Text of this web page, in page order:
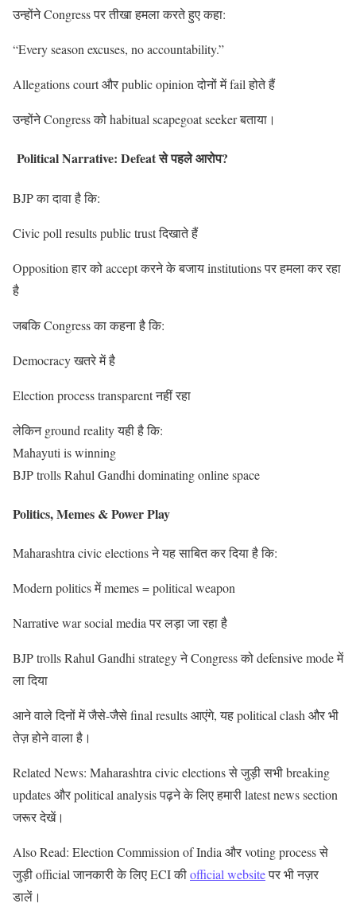
उन्होंने Congress पर तीखा हमला करते हुए कहा:
“Every season excuses, no accountability.”
Allegations court और public opinion दोनों में fail होते हैं
उन्होंने Congress को habitual scapegoat seeker बताया।
Political Narrative: Defeat से पहले आरोप?
BJP का दावा है कि:
Civic poll results public trust दिखाते हैं
Opposition हार को accept करने के बजाय institutions पर हमला कर रहा
है
जबकि Congress का कहना है कि:
Democracy खतरे में है
Election process transparent नहीं रहा
लेकिन ground reality यही है कि:
Mahayuti is winning
BJP trolls Rahul Gandhi dominating online space
Politics, Memes & Power Play
Maharashtra civic elections ने यह साबित कर दिया है कि:
Modern politics में memes = political weapon
Narrative war social media पर लड़ा जा रहा है
BJP trolls Rahul Gandhi strategy ने Congress को defensive mode में
ला दिया
आने वाले दिनों में जैसे-जैसे final results आएंगे, यह political clash और भी
तेज़ होने वाला है।
Related News: Maharashtra civic elections से जुड़ी सभी breaking
updates और political analysis पढ़ने के लिए हमारी latest news section
जरूर देखें।
Also Read: Election Commission of India और voting process से
जुड़ी official जानकारी के लिए ECI कीofficial websiteपर भी नज़र
डालें।